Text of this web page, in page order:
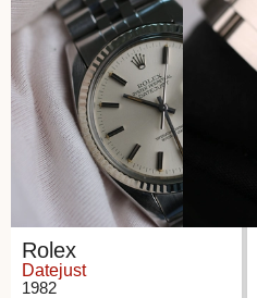
Rolex
Datejust
1982